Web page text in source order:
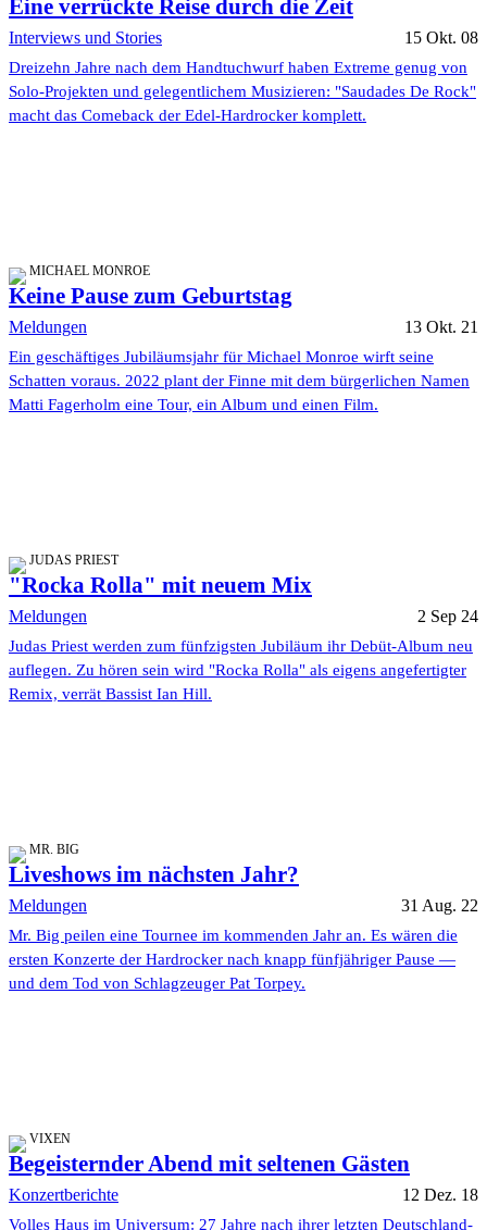
Eine verrückte Reise durch die Zeit
Interviews und Stories 15 Okt. 08
Dreizehn Jahre nach dem Handtuchwurf haben Extreme genug von
Solo-Projekten und gelegentlichem Musizieren: "Saudades De Rock"
macht das Comeback der Edel-Hardrocker komplett.
MICHAEL MONROE
Keine Pause zum Geburtstag
Meldungen 13 Okt. 21
Ein geschäftiges Jubiläumsjahr für Michael Monroe wirft seine
Schatten voraus. 2022 plant der Finne mit dem bürgerlichen Namen
Matti Fagerholm eine Tour, ein Album und einen Film.
JUDAS PRIEST
"Rocka Rolla" mit neuem Mix
Meldungen 2 Sep 24
Judas Priest werden zum fünfzigsten Jubiläum ihr Debüt-Album neu
auflegen. Zu hören sein wird "Rocka Rolla" als eigens angefertigter
Remix, verrät Bassist Ian Hill.
MR. BIG
Liveshows im nächsten Jahr?
Meldungen 31 Aug. 22
Mr. Big peilen eine Tournee im kommenden Jahr an. Es wären die
ersten Konzerte der Hardrocker nach knapp fünfjähriger Pause —
und dem Tod von Schlagzeuger Pat Torpey.
VIXEN
Begeisternder Abend mit seltenen Gästen
Konzertberichte 12 Dez. 18
Volles Haus im Universum: 27 Jahre nach ihrer letzten Deutschland-